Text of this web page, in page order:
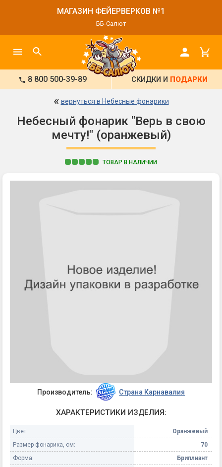
МАГАЗИН ФЕЙЕРВЕРКОВ №1
ББ-Салют
8 800 500-39-89 СКИДКИ И ПОДАРКИ
« вернуться в Небесные фонарики
Небесный фонарик "Верь в свою
мечту!" (оранжевый)
ТОВАР В НАЛИЧИИ
Производитель: Страна Карнавалия
ХАРАКТЕРИСТИКИ ИЗДЕЛИЯ:
Цвет:
Оранжевый
Размер фонарика, см:
70
Форма:
Бриллиант